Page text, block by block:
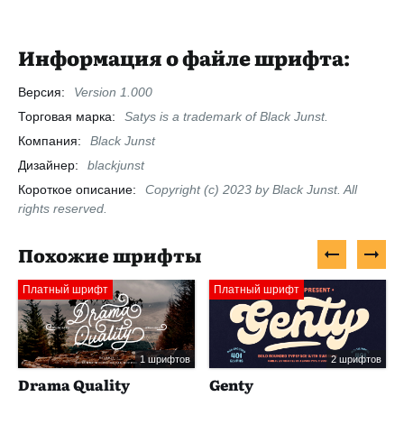
Информация о файле шрифта:
Версия:
Version 1.000
Торговая марка:
Satys is a trademark of Black Junst.
Компания:
Black Junst
Дизайнер:
blackjunst
Короткое описание:
Copyright (c) 2023 by Black Junst. All
rights reserved.
Похожие шрифты
Платный шрифт
1 шрифтов
Drama Quality
Платный шрифт
2 шрифтов
Genty